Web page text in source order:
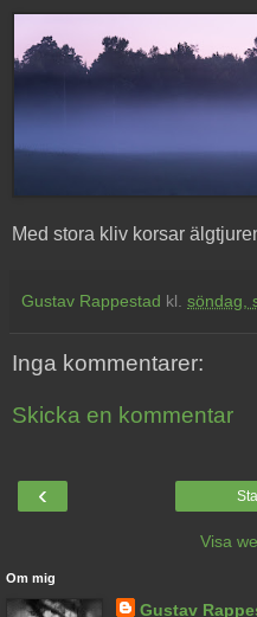
Med stora kliv korsar
Gustav Rappestad kl. söndag,
Inga kommentarer:
Skicka en kommentar
‹
Visa
Om mig
Gustav